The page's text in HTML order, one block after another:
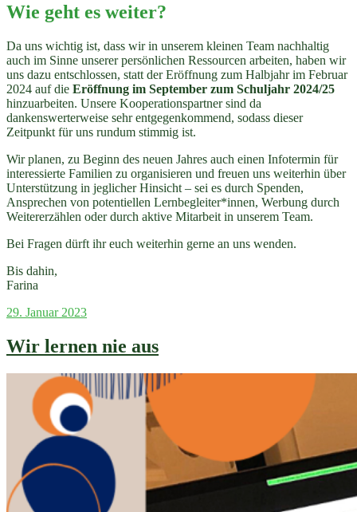
Wie geht es weiter?
Da uns wichtig ist, dass wir in unserem kleinen Team nachhaltig
auch im Sinne unserer persönlichen Ressourcen arbeiten, haben wir
uns dazu entschlossen, statt der Eröffnung zum Halbjahr im Februar
2024 auf die Eröffnung im September zum Schuljahr 2024/25
hinzuarbeiten. Unsere Kooperationspartner sind da
dankenswerterweise sehr entgegenkommend, sodass dieser
Zeitpunkt für uns rundum stimmig ist.
Wir planen, zu Beginn des neuen Jahres auch einen Infotermin für
interessierte Familien zu organisieren und freuen uns weiterhin über
Unterstützung in jeglicher Hinsicht – sei es durch Spenden,
Ansprechen von potentiellen Lernbegleiter*innen, Werbung durch
Weitererzählen oder durch aktive Mitarbeit in unserem Team.
Bei Fragen dürft ihr euch weiterhin gerne an uns wenden.
Bis dahin,
Farina
Veröffentlicht
29. Januar 2023
Wir lernen nie aus